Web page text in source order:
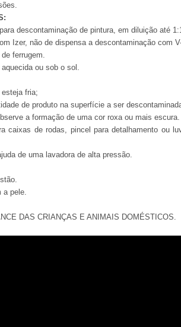
descontaminação de pintura, em diluição até
Izer, não de dispensa a descontaminação com
ferrugem.
ou sob o sol.
fria;
de produto na superfície a ser
a formação de uma cor roxa ou mais escura.
caixas de rodas, pincel para detalhamento ou
de uma lavadora de alta pressão.
a pele.
DAS CRIANÇAS E ANIMAIS DOMÉSTICOS.